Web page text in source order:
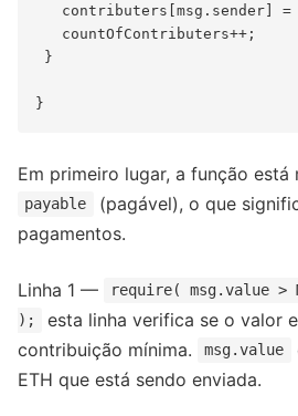
contributers[msg.sender] =
   countOfContributers++;
}
Em primeiro lugar, a função está
payable
(pagável), o que
pagamentos.
Linha 1 —
require( msg.value >
);
esta linha verifica se o valor
contribuição mínima.
msg.value
ETH que está sendo enviada.